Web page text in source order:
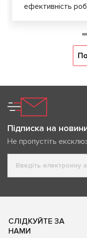
ефективність
Підписка на
Не пропустіть
СЛІДКУЙТЕ ЗА
НАМИ